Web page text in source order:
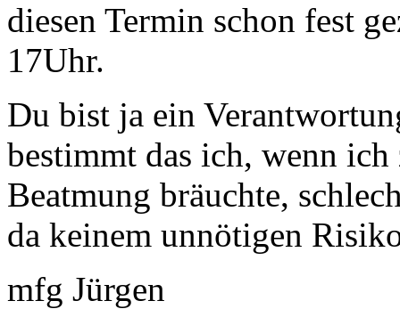
diesen Termin schon fest
17Uhr.
Du bist ja ein
bestimmt das ich, wenn
Beatmung bräuchte,
da keinem unnötigen
mfg Jürgen